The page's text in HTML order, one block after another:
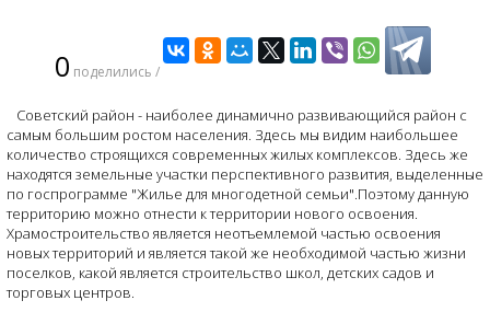
0 поделились /
Советский район - наиболее динамично развивающийся район с
самым большим ростом населения. Здесь мы видим наибольшее
количество строящихся современных жилых комплексов. Здесь же
находятся земельные участки перспективного развития, выделенные
по госпрограмме "Жилье для многодетной семьи".Поэтому данную
территорию можно отнести к территории нового освоения.
Храмостроительство является неотъемлемой частью освоения
новых территорий и является такой же необходимой частью жизни
поселков, какой является строительство школ, детских садов и
торговых центров.